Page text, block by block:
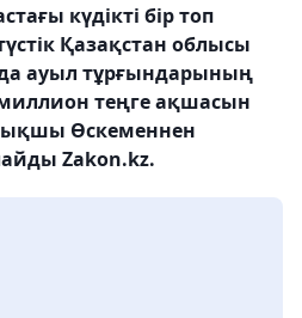
күдікті бір топ
Қазақстан облысы
ауыл тұрғындарының
миллион теңге ақшасын
Өскеменнен
Zakon.kz.